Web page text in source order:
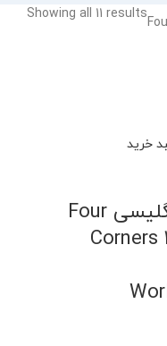
Showing all 11 results
خرید
کتاب انگلیسی Four